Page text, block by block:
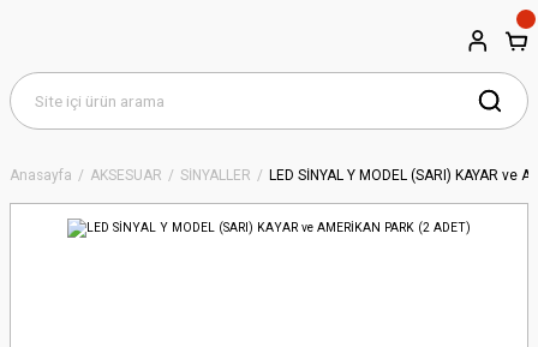
Anasayfa AKSESUAR SİNYALLER LED SİNYAL Y MODEL (SARI) KAYAR ve